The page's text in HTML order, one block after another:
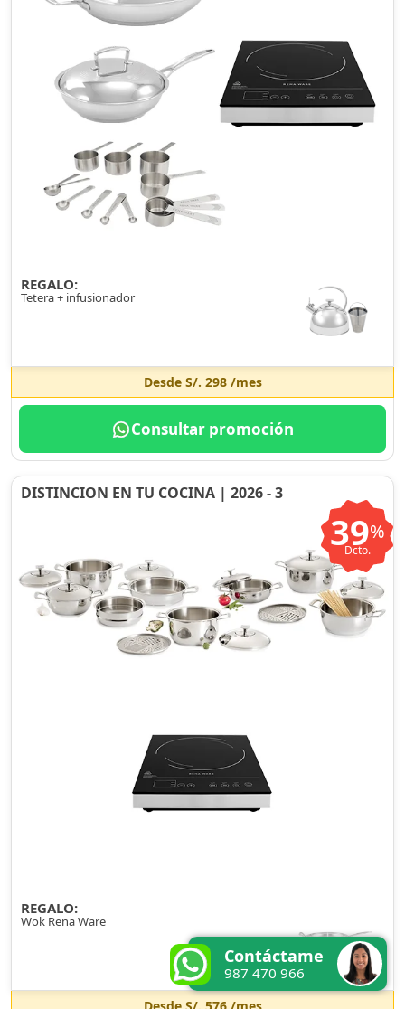
REGALO:
Tetera + infusionador
Desde S/. 298/mes
Consultar promoción
DISTINCION EN TU COCINA | 2026 - 3
39%
Dcto.
REGALO:
Wok Rena Ware
Contáctame
987 470 966